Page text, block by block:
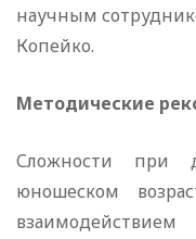
научным
Копейко.
Методические
Сложности при
юношеском